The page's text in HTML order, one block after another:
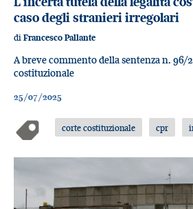
caso degli stranieri irregolari
di Francesco Pallante
A breve commento della sentenza n. 96/
costituzionale
25/07/2025
corte costituzionale cpr